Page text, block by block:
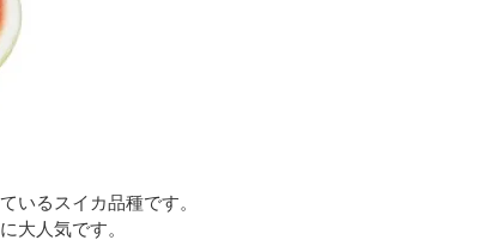
いるスイカ品種です。
大人気です。